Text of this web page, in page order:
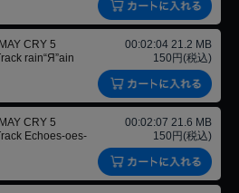
CRY 5
rain“Я”ain
00:02:04 21.2 MB
150円(税込)
CRY 5
Echoes-oes-
00:02:07 21.6 MB
150円(税込)